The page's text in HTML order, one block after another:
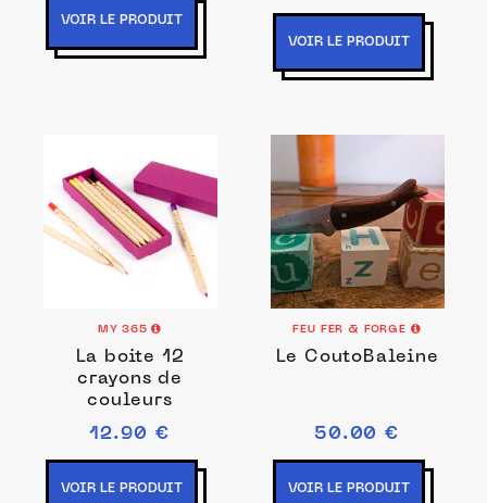
VOIR LE PRODUIT
VOIR LE PRODUIT
MY 365
La boite 12
crayons de
couleurs
12.90 €
VOIR LE PRODUIT
FEU FER & FORGE
Le CoutoBaleine
50.00 €
VOIR LE PRODUIT